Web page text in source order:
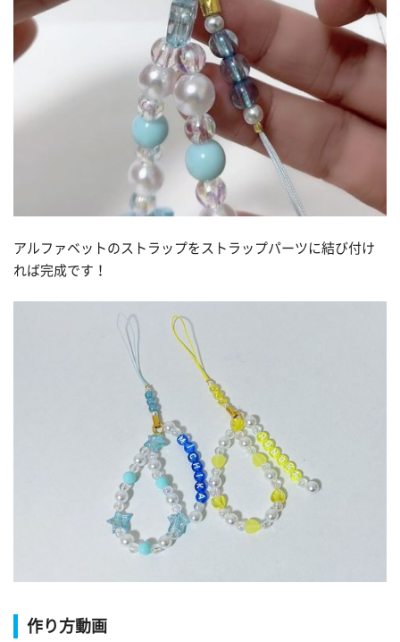
アルファベットのストラップをストラップパーツに結び付け
れば完成です！
作り方動画